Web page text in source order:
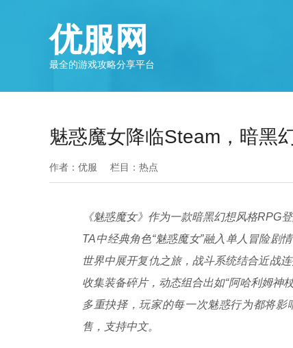
优服网
最全的游戏攻略分享平台
魅惑魔女降临Steam，暗黑
作者：优服 栏目： 热点
《魅惑魔女》作为一款暗黑幻想风格RPG
TA中经典角色“魅惑魔女”融入单人冒险剧
世界中展开复仇之旅，战斗系统结合近战
收集装备碎片，动态组合出如“阿哈利姆神
多重抉择，玩家的每一次魅惑行为都将
售，支持中文。